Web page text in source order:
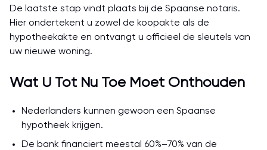
De laatste stap vindt plaats bij de Spaanse notaris.
Hier ondertekent u zowel de koopakte als de
hypotheekakte en ontvangt u officieel de sleutels van
uw nieuwe woning.
Wat U Tot Nu Toe Moet Onthouden
Nederlanders kunnen gewoon een Spaanse
hypotheek krijgen.
De bank financiert meestal 60%–70% van de